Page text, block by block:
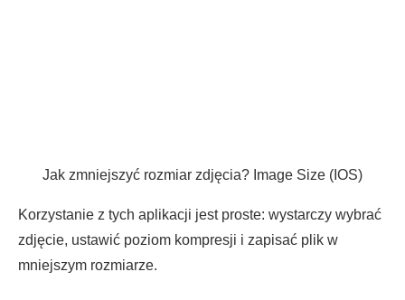
Jak zmniejszyć rozmiar zdjęcia? Image Size (IOS)
Korzystanie z tych aplikacji jest proste: wystarczy wybrać
zdjęcie, ustawić poziom kompresji i zapisać plik w
mniejszym rozmiarze.